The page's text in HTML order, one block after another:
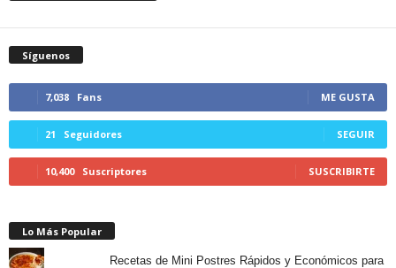
Síguenos
7,038 Fans ME GUSTA
21 Seguidores SEGUIR
10,400 Suscriptores SUSCRIBIRTE
Lo Más Popular
Recetas de Mini Postres Rápidos y Económicos para